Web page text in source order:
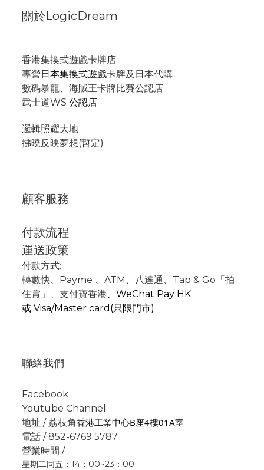
關於LogicDream
香港集換式遊戲卡牌店
專營日本集換式遊戲卡牌及日本代購
數碼暴龍、海賊王卡牌比賽公認店
武士道WS 公認店
邏輯照耀大地
拂曉反映夢想(暫定)
顧客服務
付款流程
運送政策
付款方式:
轉數快、Payme 、 ATM 、
八達通、Tap & Go「拍
住賞」 、支付寶香港、 WeChat Pay HK
或 Visa/Master card(只限門市)
聯絡我們
Facebook
Youtube Channel
地址 / 荔枝角香港工業中心B座4樓01A室
電話 / 852-6769 5787
營業時間 /
星期二同五：14：00~23：00